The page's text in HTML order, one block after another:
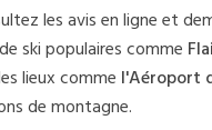
les avis en ligne et
ski populaires comme
lieux comme l'Aéroport
de montagne.